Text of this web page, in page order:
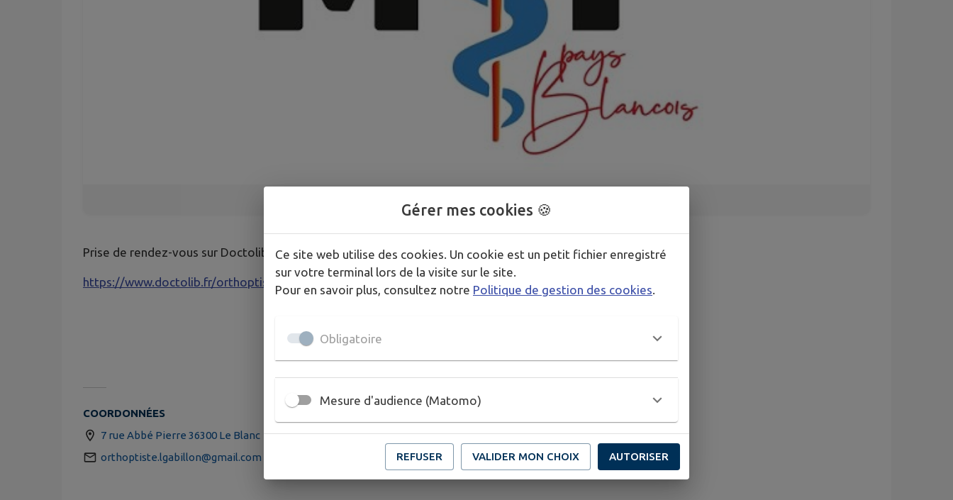
Prise de rendez-vous sur Doctolib :
https://www.doctolib.fr/orthoptiste/le-blanc/laurine-gabillon-le-blanc?pid=practice-680163&phs=true&page=1
COORDONNÉES
7 rue Abbé Pierre 36300 Le Blanc
orthoptiste.lgabillon@gmail.com
Gérer mes cookies 🍪
Ce site web utilise des cookies. Un cookie est un petit fichier enregistré
sur votre terminal lors de la visite sur le site.
Pour en savoir plus, consultez notre Politique de gestion des cookies.
Obligatoire
Mesure d'audience (Matomo)
REFUSER VALIDER MON CHOIX AUTORISER